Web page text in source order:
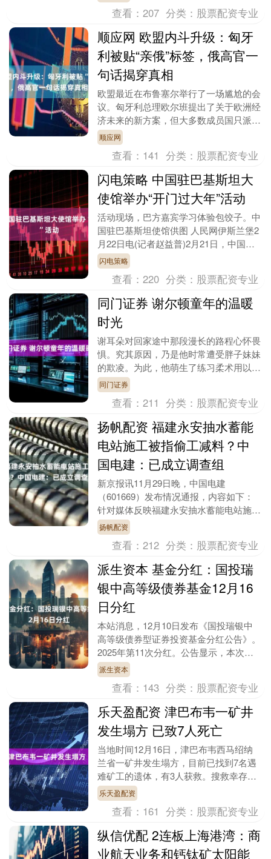
查看：207 分类： 股票配资专业
顺应网 欧盟内斗升级：匈牙
利被贴“亲俄”标签，俄高官一
句话揭穿真相
欧盟最近在布鲁塞尔举行了一场尴尬的会
议。匈牙利总理欧尔班提出了关于欧洲经
济未来的新方案，但大多数成员国只派了
低级别的官员来参加。这不仅是对欧尔班
的不尊重，更像是....
顺应网
查看： 141 分类： 股票配资专业
闪电策略 中国驻巴基斯坦大
使馆举办“开门过大年”活动
活动现场，巴方嘉宾学习体验包饺子。中
国驻巴基斯坦使馆供图 人民网伊斯兰堡2
月22日电(记者赵益普)2月21日，中国驻
巴基斯坦大使馆举办“开门过大年·中巴携
手行”....
闪电策略
查看：220 分类： 股票配资专业
同门证券 谢尔顿童年的温暖
时光
谢耳朵对回家途中那段漫长的路程心怀畏
惧。究其原因，乃是他时常遭受胖子妹妹
的欺凌。为此，他萌生了练习柔术用以防
身的念头。更为滑稽的是，他晨起之后，
全身裹满了泡泡条....
同门证券
查看：211 分类： 股票配资专业
扬帆配资 福建永安抽水蓄能
电站施工被指偷工减料？中
国电建：已成立调查组
新京报讯11月29日晚，中国电建
（601669）发布情况通报，内容如下：
针对媒体反映福建永安抽水蓄能电站施工
过程中存在的质量等问题，中国电建高度
重视，已成立调....
扬帆配资
查看：212 分类： 股票配资专业
派生资本 基金分红：国投瑞
银中高等级债券基金12月16
日分红
本站消息，12月10日发布《国投瑞银中
高等级债券型证券投资基金分红公告》。
2025年第11次分红。公告显示，本次分
红的收益分配基准日为11月11日，详细
分红方案....
派生资本
查看： 143 分类： 股票配资专业
乐天盈配资 津巴布韦一矿井
发生塌方 已致7人死亡
当地时间12月16日，津巴布韦西马绍纳
兰省一矿井发生塌方，目前已找到7名遇
难矿工的遗体，有3人获救。搜救幸存者
的行动尚在进行中。 津巴布韦矿业和矿
业发展部的一位....
乐天盈配资
查看： 161 分类： 股票配资专业
纵信优配 2连板上海港湾：商
业航天业务和钙钛矿太阳能